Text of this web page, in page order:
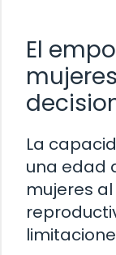
El
La
una edad
mujeres